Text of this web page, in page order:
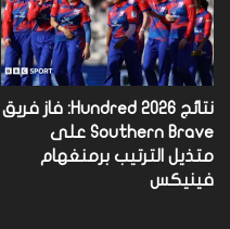
نتائج Hundred 2026: فاز فريق
Southern Brave على
متذيل الترتيب برمنغهام
فينيكس